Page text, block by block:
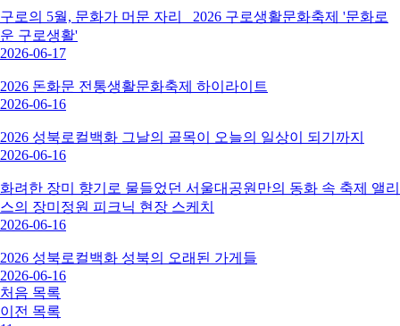
구로의 5월, 문화가 머문 자리_ 2026 구로생활문화축제 '문화로
운 구로생활'
2026-06-17
2026 돈화문 전통생활문화축제 하이라이트
2026-06-16
2026 성북로컬백화 그날의 골목이 오늘의 일상이 되기까지
2026-06-16
화려한 장미 향기로 물들었던 서울대공원만의 동화 속 축제 앨리
스의 장미정원 피크닉 현장 스케치
2026-06-16
2026 성북로컬백화 성북의 오래된 가게들
2026-06-16
처음 목록
이전 목록